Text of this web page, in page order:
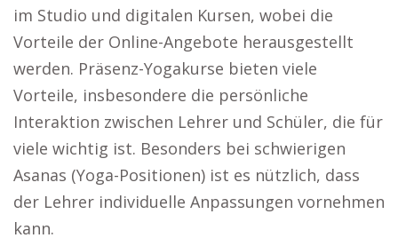
im Studio und digitalen Kursen, wobei die
Vorteile der Online-Angebote herausgestellt
werden. Präsenz-Yogakurse bieten viele
Vorteile, insbesondere die persönliche
Interaktion zwischen Lehrer und Schüler, die für
viele wichtig ist. Besonders bei schwierigen
Asanas (Yoga-Positionen) ist es nützlich, dass
der Lehrer individuelle Anpassungen vornehmen
kann.